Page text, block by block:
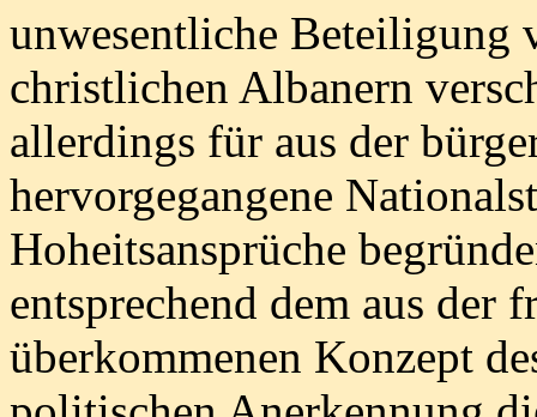
unwesentliche Beteiligung
christlichen Albanern
allerdings für aus der
hervorgegangene
Hoheitsansprüche
entsprechend dem aus der
überkommenen Konzept